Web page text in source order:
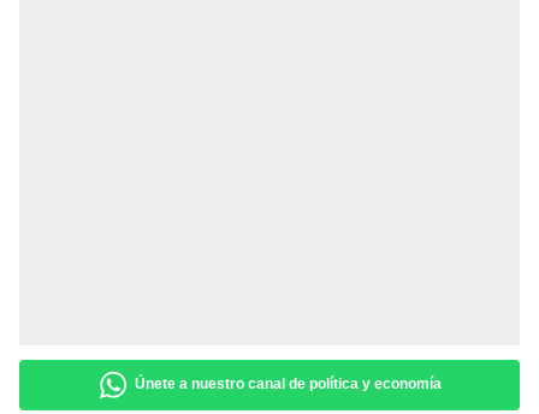
Únete a nuestro canal de política y economía